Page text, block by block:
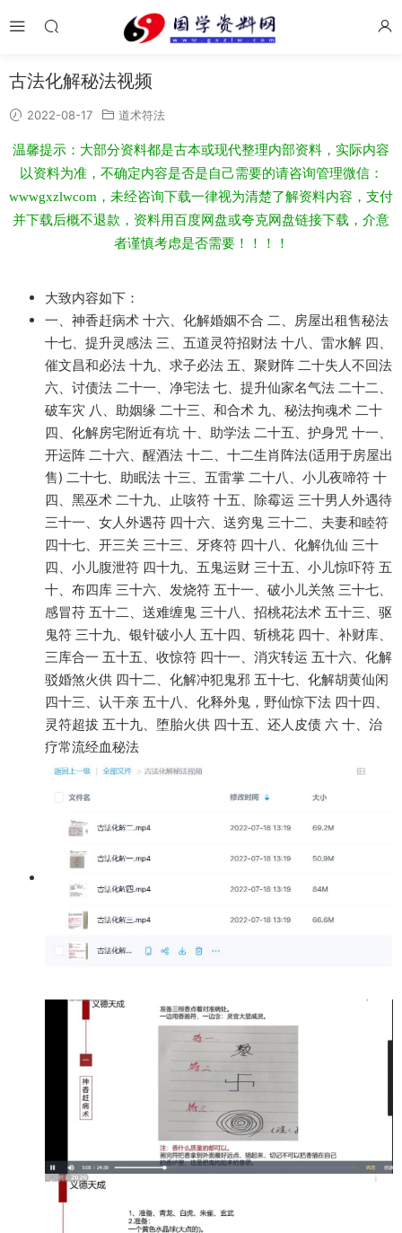
古法化解秘法视频
2022-08-17 道术符法
温馨提示：大部分资料都是古本或现代整理内部资料，实际内容
以资料为准，不确定内容是否是自己需要的请咨询管理微信：
wwwgxzlwcom，未经咨询下载一律视为清楚了解资料内容，支付
并下载后概不退款，资料用百度网盘或夸克网盘链接下载，介意
者谨慎考虑是否需要！！！！
大致内容如下：
一、神香赶病术 十六、化解婚姻不合 二、房屋出租售秘法
十七、提升灵感法 三、五道灵符招财法 十八、雷水解 四、
催文昌和必法 十九、求子必法 五、聚财阵 二十失人不回法
六、讨债法 二十一、净宅法 七、提升仙家名气法 二十二、
破车灾 八、助姻缘 二十三、和合术 九、秘法拘魂术 二十
四、化解房宅附近有坑 十、助学法 二十五、护身咒 十一、
开运阵 二十六、醒酒法 十二、十二生肖阵法(适用于房屋出
售) 二十七、助眠法 十三、五雷掌 二十八、小儿夜啼符 十
四、黑巫术 二十九、止咳符 十五、除霉运 三十男人外遇待
三十一、女人外遇苻 四十六、送穷鬼 三十二、夫妻和睦符
四十七、开三关 三十三、牙疼符 四十八、化解仇仙 三十
四、小儿腹泄符 四十九、五鬼运财 三十五、小儿惊吓符 五
十、布四库 三十六、发烧符 五十一、破小儿关煞 三十七、
感冒苻 五十二、送难缠鬼 三十八、招桃花法术 五十三、驱
鬼符 三十九、银针破小人 五十四、斩桃花 四十、补财库、
三库合一 五十五、收惊符 四十一、消灾转运 五十六、化解
驳婚煞火供 四十二、化解冲犯鬼邪 五十七、化解胡黄仙闲
四十三、认干亲 五十八、化释外鬼，野仙惊下法 四十四、
灵符超拔 五十九、堕胎火供 四十五、还人皮债 六 十、治
疗常流经血秘法